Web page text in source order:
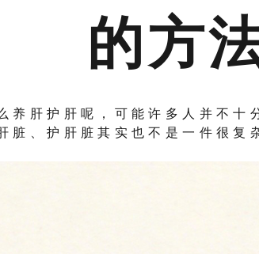
的方
养肝护肝呢，可能许多人并不
脏、护肝脏其实也不是一件很